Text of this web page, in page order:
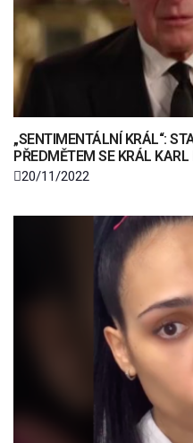
„SENTIMENTÁLNÍ KRÁL“:
PŘEDMĚTEM SE KRÁL KARL
20/11/2022